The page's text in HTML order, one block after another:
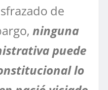
de
ninguna
puede
lo